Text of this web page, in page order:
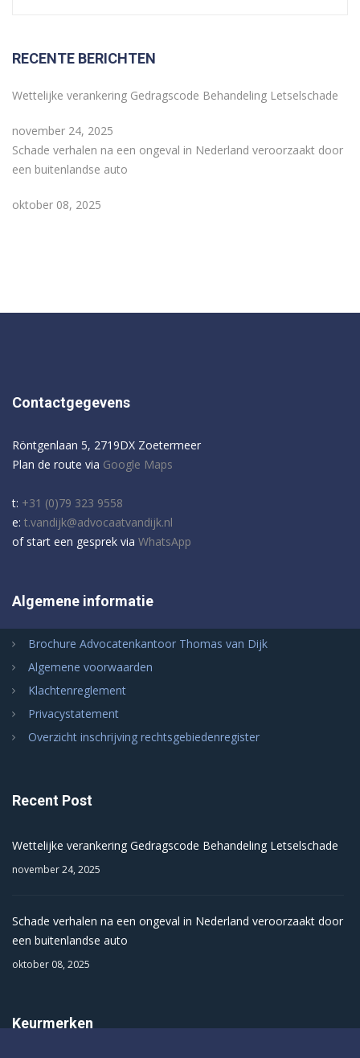
RECENTE BERICHTEN
Wettelijke verankering Gedragscode Behandeling Letselschade
november 24, 2025
Schade verhalen na een ongeval in Nederland veroorzaakt door
een buitenlandse auto
oktober 08, 2025
Contactgegevens
Röntgenlaan 5, 2719DX Zoetermeer
Plan de route via Google Maps
t: +31 (0)79 323 9558
e: t.vandijk@advocaatvandijk.nl
of start een gesprek via WhatsApp
Algemene informatie
Brochure Advocatenkantoor Thomas van Dijk
Algemene voorwaarden
Klachtenreglement
Privacystatement
Overzicht inschrijving rechtsgebiedenregister
Recent Post
Wettelijke verankering Gedragscode Behandeling Letselschade
november 24, 2025
Schade verhalen na een ongeval in Nederland veroorzaakt door
een buitenlandse auto
oktober 08, 2025
Keurmerken